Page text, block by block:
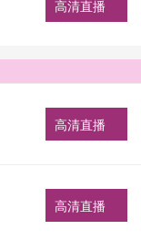
高清直播
高清直播
高清直播